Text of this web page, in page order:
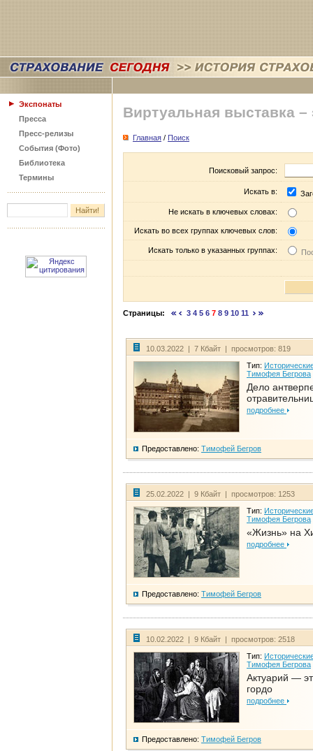
Экспонаты
Пресса
Пресс-релизы
События (Фото)
Библиотека
Термины
Виртуальная выставка –
Главная / Поиск
Поисковый запрос:
Искать в:
Не искать в ключевых словах:
Искать во всех группах ключевых слов:
Искать только в указанных группах:
Страницы: 3 4 5 6 7 8 9 10 11
10.03.2022 | 7 Кбайт | просмотров: 819
Тип:
Тимофея Бегрова
Дело
подробнее
Предоставлено: Тимофей Бегров
25.02.2022 | 9 Кбайт | просмотров: 1253
Тип:
Тимофея Бегрова
«Жизнь» на
подробнее
Предоставлено: Тимофей Бегров
10.02.2022 | 9 Кбайт | просмотров: 2518
Тип:
Тимофея Бегрова
Актуарий —
гордо
подробнее
Предоставлено: Тимофей Бегров